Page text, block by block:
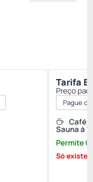
Tarifa
Preço
Pague
Café
Sauna à
Permite
Só existe